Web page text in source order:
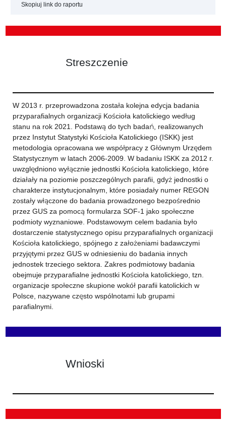
Skopiuj link do raportu
Streszczenie
W 2013 r. przeprowadzona została kolejna edycja badania
przyparafialnych organizacji Kościoła katolickiego według
stanu na rok 2021. Podstawą do tych badań, realizowanych
przez Instytut Statystyki Kościoła Katolickiego (ISKK) jest
metodologia opracowana we współpracy z Głównym Urzędem
Statystycznym w latach 2006-2009. W badaniu ISKK za 2012 r.
uwzględniono wyłącznie jednostki Kościoła katolickiego, które
działały na poziomie poszczególnych parafii, gdyż jednostki o
charakterze instytucjonalnym, które posiadały numer REGON
zostały włączone do badania prowadzonego bezpośrednio
przez GUS za pomocą formularza SOF-1 jako społeczne
podmioty wyznaniowe. Podstawowym celem badania było
dostarczenie statystycznego opisu przyparafialnych organizacji
Kościoła katolickiego, spójnego z założeniami badawczymi
przyjętymi przez GUS w odniesieniu do badania innych
jednostek trzeciego sektora. Zakres podmiotowy badania
obejmuje przyparafialne jednostki Kościoła katolickiego, tzn.
organizacje społeczne skupione wokół parafii katolickich w
Polsce, nazywane często wspólnotami lub grupami
parafialnymi.
Wnioski